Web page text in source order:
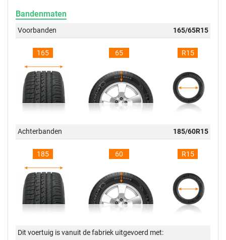
Bandenmaten
Voorbanden 165/65R15
165 65 R15
Achterbanden 185/60R15
185 60 R15
Dit voertuig is vanuit de fabriek uitgevoerd met: